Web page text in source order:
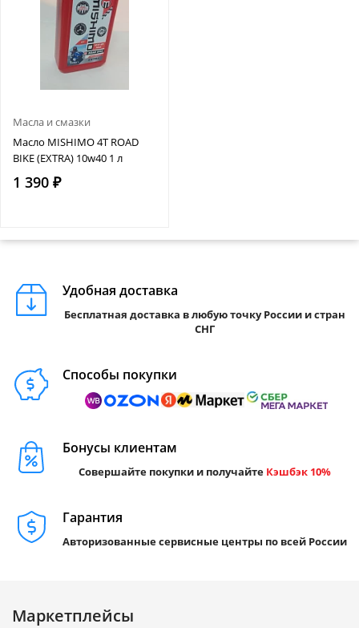
Масла и смазки
Масло MISHIMO 4T ROAD
BIKE (EXTRA) 10w40 1 л
1 390 ₽
Удобная доставка
Бесплатная доставка в любую точку России и стран
СНГ
Способы покупки
Бонусы клиентам
Совершайте покупки и получайте Кэшбэк 10%
Гарантия
Авторизованные сервисные центры по всей России
Маркетплейсы